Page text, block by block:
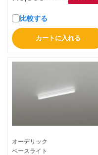
比較する
カートに入れる
オーデリック
ベースライト